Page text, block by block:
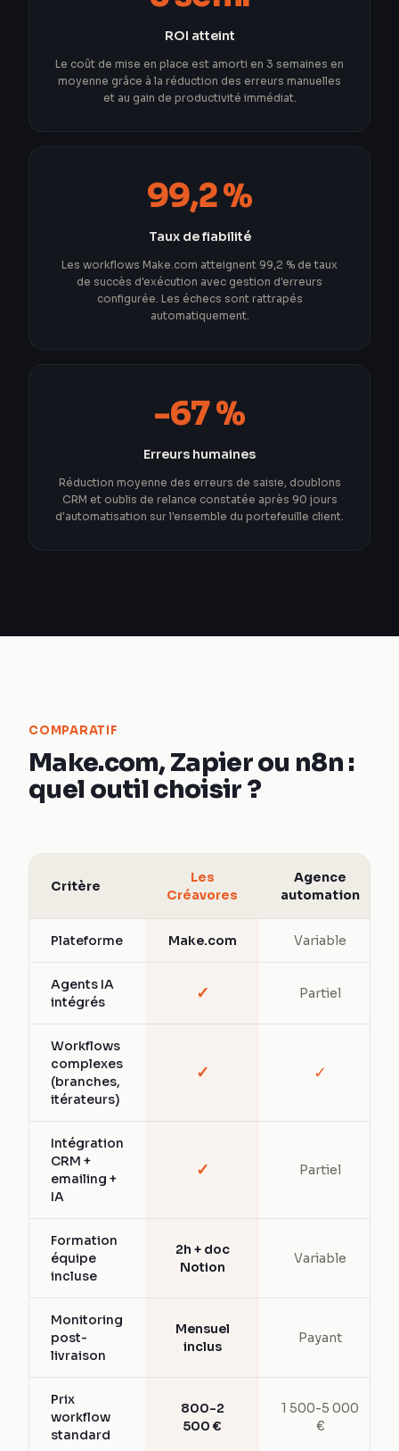
ROI atteint
Le coût de mise en place est amorti en 3 semaines en
moyenne grâce à la réduction des erreurs manuelles
et au gain de productivité immédiat.
99,2 %
Taux de fiabilité
Les workflows Make.com atteignent 99,2 % de taux
de succès d'exécution avec gestion d'erreurs
configurée. Les échecs sont rattrapés
automatiquement.
-67 %
Erreurs humaines
Réduction moyenne des erreurs de saisie, doublons
CRM et oublis de relance constatée après 90 jours
d'automatisation sur l'ensemble du portefeuille client.
COMPARATIF
Make.com, Zapier ou n8n :
quel outil choisir ?
Critère
Les
Créavores
Agence
automation
Plateforme Make.com Variable
Agents IA
intégrés
✓ Partiel
Workflows
complexes
(branches,
itérateurs)
✓ ✓
Intégration
CRM +
emailing +
IA
✓ Partiel
Formation
équipe
incluse
2h + doc
Notion
Variable
Monitoring
post-
livraison
Mensuel
inclus
Payant
Prix
workflow
standard
800-2
500 €
1 500-5 000
€